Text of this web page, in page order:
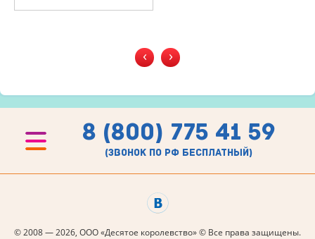
‹ ›
8 (800) 775 41 59
(звонок по рф бесплатный)
© 2008 — 2026, ООО «Десятое королевство» © Все права защищены.